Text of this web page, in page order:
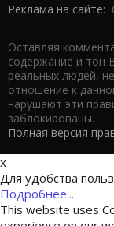
Реклама на сайте:
Оставляя
содержание и тон
реальных людей,
отношение к
нарушают эти
заблокированы.
Полная версия
x
Для удобства
Подробнее...
This website uses